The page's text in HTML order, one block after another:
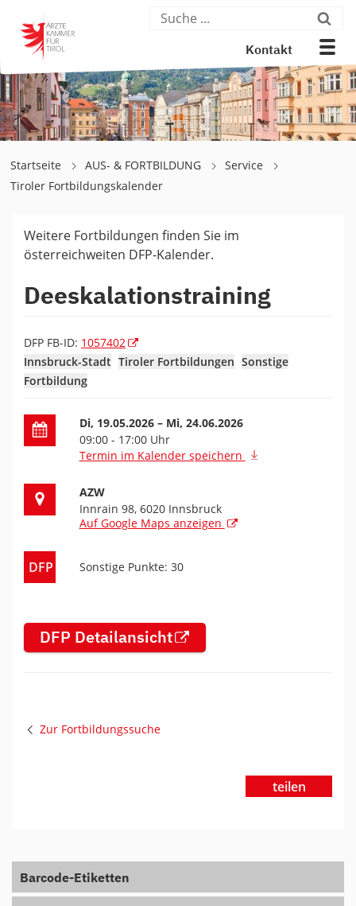
Kontakt
Startseite AUS- & FORTBILDUNG
Service
Tiroler Fortbildungskalender
Weitere Fortbildungen finden Sie im
österreichweiten DFP-Kalender.
Deeskalationstraining
DFP FB-ID: 1057402
Innsbruck-Stadt Tiroler Fortbildungen Sonstige
Fortbildung
Datum der Fortbildung
Di, 19.05.2026 – Mi, 24.06.2026
09:00 - 17:00 Uhr
Termin im Kalender speichern
Ort der Fortbildung
AZW
Innrain 98, 6020 Innsbruck
Auf Google Maps anzeigen
DFP Sonstige Punkte: 30
DFP Detailansicht
Zur Fortbildungssuche
teilen
Barcode-Etiketten